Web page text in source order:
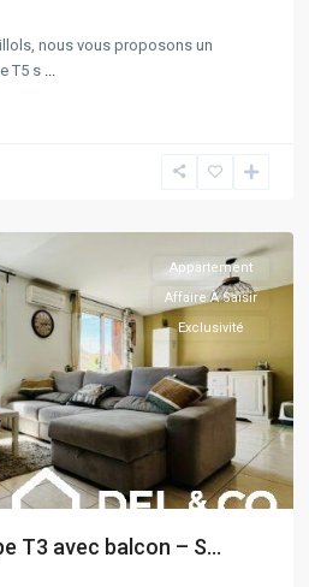
nous vous proposons un
T5 s ...
Appartement
Affaire À Saisir
Exclusivité
T3 avec balcon – S...